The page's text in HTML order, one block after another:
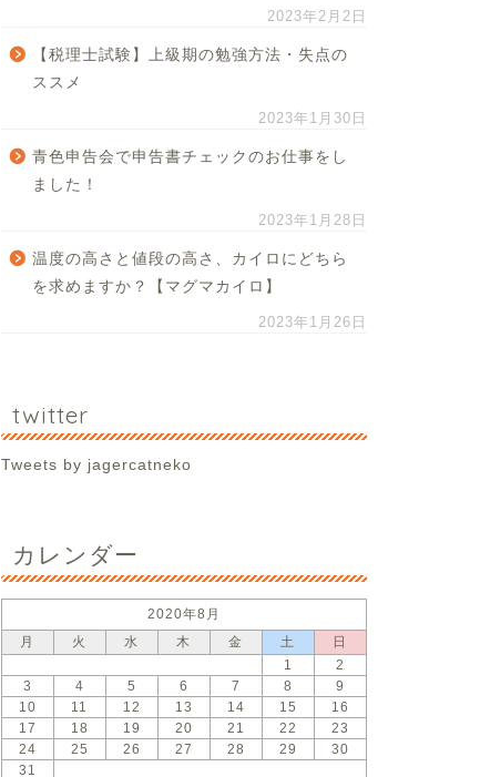
2023年2月2日
【税理士試験】上級期の勉強方法・失点の
ススメ
2023年1月30日
青色申告会で申告書チェックのお仕事をし
ました！
2023年1月28日
温度の高さと値段の高さ、カイロにどちら
を求めますか？【マグマカイロ】
2023年1月26日
twitter
Tweets by jagercatneko
カレンダー
2020年8月
月
火 水 木 金 土
日
1
2
3
4 5 6 7 8
9
10
11 12 13 14 15
16
17
18 19 20 21 22
23
24
25 26 27 28 29
30
31